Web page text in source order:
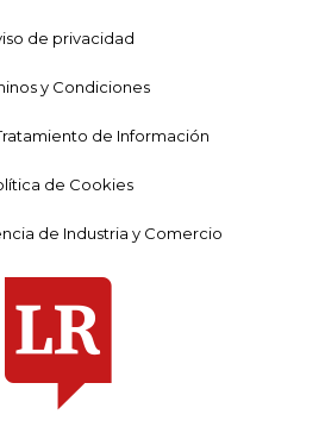
de privacidad
y Condiciones
de Información
de Cookies
de Industria y Comercio